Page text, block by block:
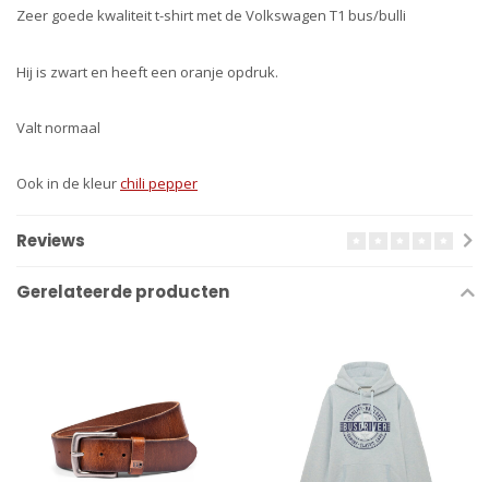
Zeer goede kwaliteit t-shirt met de Volkswagen T1 bus/bulli
Hij is zwart en heeft een oranje opdruk.
Valt normaal
Ook in de kleurchili pepper
Reviews
Gerelateerde producten